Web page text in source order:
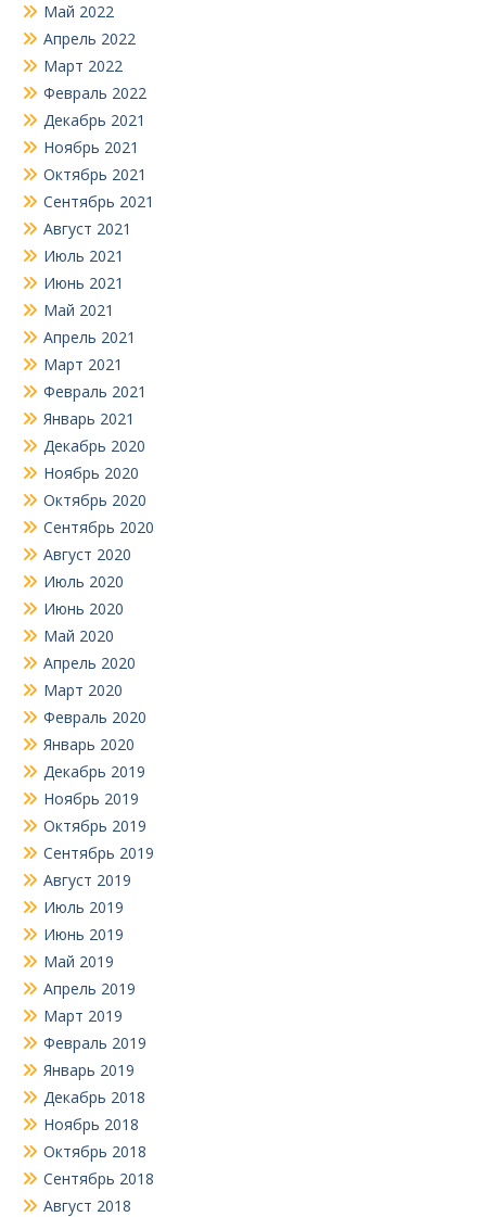
Май 2022
Апрель 2022
Март 2022
Февраль 2022
Декабрь 2021
Ноябрь 2021
Октябрь 2021
Сентябрь 2021
Август 2021
Июль 2021
Июнь 2021
Май 2021
Апрель 2021
Март 2021
Февраль 2021
Январь 2021
Декабрь 2020
Ноябрь 2020
Октябрь 2020
Сентябрь 2020
Август 2020
Июль 2020
Июнь 2020
Май 2020
Апрель 2020
Март 2020
Февраль 2020
Январь 2020
Декабрь 2019
Ноябрь 2019
Октябрь 2019
Сентябрь 2019
Август 2019
Июль 2019
Июнь 2019
Май 2019
Апрель 2019
Март 2019
Февраль 2019
Январь 2019
Декабрь 2018
Ноябрь 2018
Октябрь 2018
Сентябрь 2018
Август 2018